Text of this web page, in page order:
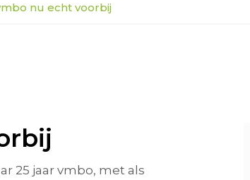
nu echt voorbij
25 jaar vmbo, met als